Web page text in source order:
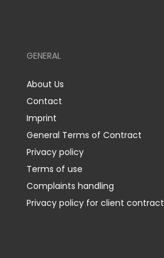
GENERAL
About Us
Contact
Imprint
General Terms of Contract
Privacy policy
Terms of use
Complaints handling
Privacy policy for client contract